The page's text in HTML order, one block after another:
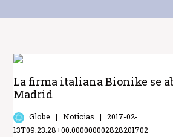
La firma italiana Bionike se
Madrid
Globe Noticias
2017-02-
13T09:23:28+00:000000002828201702